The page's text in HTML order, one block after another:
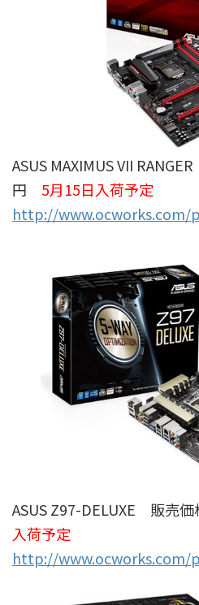
ASUS MAXIMUS VII
円 5月15日入荷予定
http://www.ocworks.com/
ASUS Z97-DELUXE 販売
入荷予定
http://www.ocworks.com/